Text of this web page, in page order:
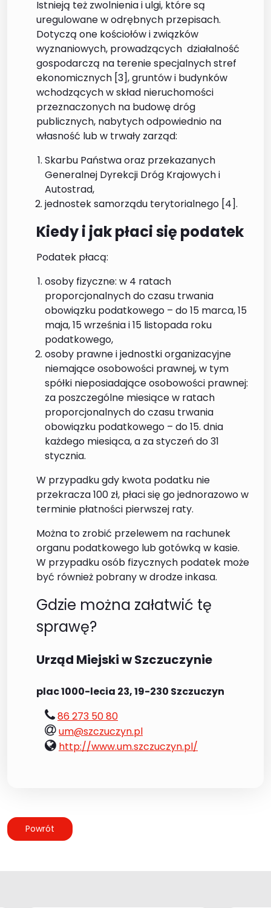
Istnieją też zwolnienia i ulgi, które są
uregulowane w odrębnych przepisach.
Dotyczą one kościołów i związków
wyznaniowych, prowadzących działalność
gospodarczą na terenie specjalnych stref
ekonomicznych [3], gruntów i budynków
wchodzących w skład nieruchomości
przeznaczonych na budowę dróg
publicznych, nabytych odpowiednio na
własność lub w trwały zarząd:
Skarbu Państwa oraz przekazanych
Generalnej Dyrekcji Dróg Krajowych i
Autostrad,
jednostek samorządu terytorialnego [4].
Kiedy i jak płaci się podatek
Podatek płacą:
osoby fizyczne: w 4 ratach
proporcjonalnych do czasu trwania
obowiązku podatkowego – do 15 marca, 15
maja, 15 września i 15 listopada roku
podatkowego,
osoby prawne i jednostki organizacyjne
niemające osobowości prawnej, w tym
spółki nieposiadające osobowości prawnej:
za poszczególne miesiące w ratach
proporcjonalnych do czasu trwania
obowiązku podatkowego – do 15. dnia
każdego miesiąca, a za styczeń do 31
stycznia.
W przypadku gdy kwota podatku nie
przekracza 100 zł, płaci się go jednorazowo w
terminie płatności pierwszej raty.
Można to zrobić przelewem na rachunek
organu podatkowego lub gotówką w kasie.
W przypadku osób fizycznych podatek może
być również pobrany w drodze inkasa.
Gdzie można załatwić tę
sprawę?
Urząd Miejski w Szczuczynie
plac 1000-lecia 23, 19-230 Szczuczyn
tel.:
86 273 50 80
e-
mail:
um@szczuczyn.pl
www:
http://www.um.szczuczyn.pl/
Powrót